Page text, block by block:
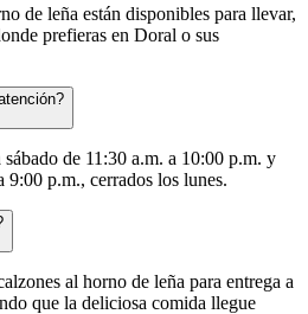
de leña están disponibles para llevar,
prefieras en Doral o sus
sábado de 11:30 a.m. a 10:00 p.m. y
9:00 p.m., cerrados los lunes.
al horno de leña para entrega a
que la deliciosa comida llegue